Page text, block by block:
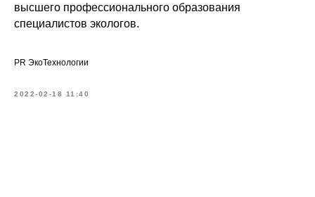
высшего профессионального образования
специалистов экологов.
PR ЭкоТехнологии
2022-02-18 11:40